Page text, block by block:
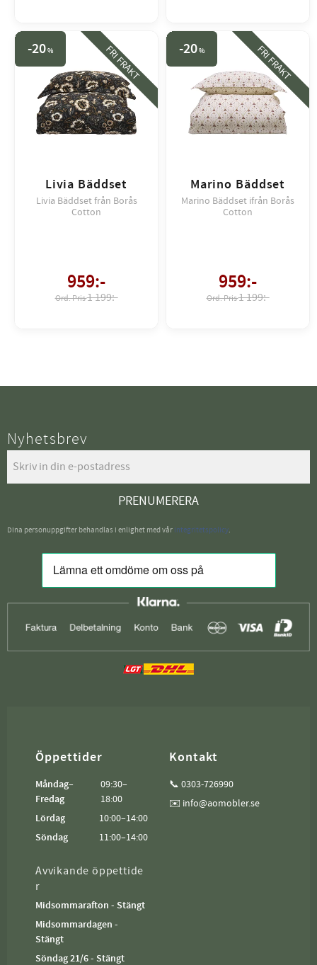
Livia Bäddset
Livia Bäddset från Borås
Cotton
959:-
1 199:-
20% FRI FRAKT
Marino Bäddset
Marino Bäddset ifrån Borås
Cotton
959:-
1 199:-
20% FRI FRAKT
Nyhetsbrev
PRENUMERERA
Dina personuppgifter behandlas i enlighet med vår integritetspolicy.
Öppettider
Måndag–
Fredag
09:30–
18:00
Lördag
10:00–14:00
Söndag
11:00–14:00
Avvikande öppettide
r
Midsommarafton - Stängt
Midsommardagen -
Stängt
Söndag 21/6 - Stängt
Kontakt
📞 0303-726990
✉️ info@aomobler.se